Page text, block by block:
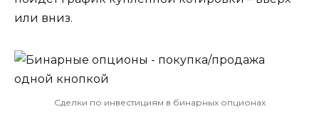
или вниз.
Сделки по инвестициям в бинарных опционах